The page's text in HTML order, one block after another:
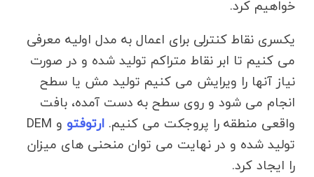
خواهیم کرد.
یکسری نقاط کنترلی برای اعمال به مدل اولیه معرفی
می کنیم تا ابر نقاط متراکم تولید شده و در صورت
نیاز آنها را ویرایش می کنیم تولید مش یا سطح
انجام می شود و روی سطح به دست آمده، بافت
واقعی منطقه را پروجکت می کنیم. ارتوفتو
و DEM
تولید شده و در نهایت می توان منحنی های میزان
را ایجاد کرد.